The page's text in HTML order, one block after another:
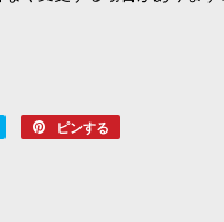
Twitter
ピンする